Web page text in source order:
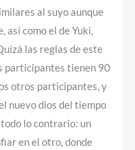
al suyo aunque
así como el de Yuki,
las reglas de este
participantes tienen 90
otros participantes, y
nuevo dios del tiempo
lo contrario: un
en el otro, donde